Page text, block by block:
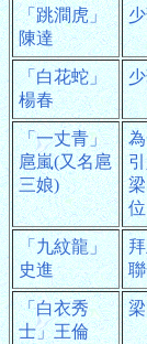
「跳澗虎」
陳達
「白花蛇」
楊春
「一丈青」
扈嵐(又名扈
三娘)
「九紋龍」
史進
「白衣秀
士」王倫